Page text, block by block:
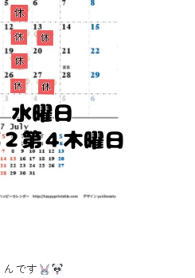
です